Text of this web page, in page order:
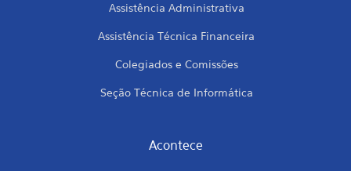
Assistência Administrativa
Assistência Técnica Financeira
Colegiados e Comissões
Seção Técnica de Informática
Acontece